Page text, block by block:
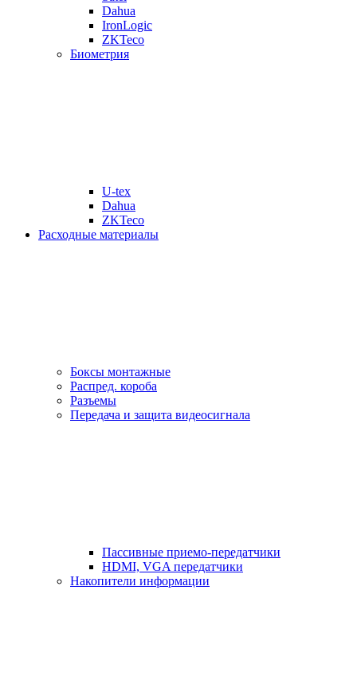
Dahua
IronLogic
ZKTeco
Биометрия
U-tex
Dahua
ZKTeco
Расходные материалы
Боксы монтажные
Распред. короба
Разъемы
Передача и защита видеосигнала
Пассивные приемо-передатчики
HDMI, VGA передатчики
Накопители информации